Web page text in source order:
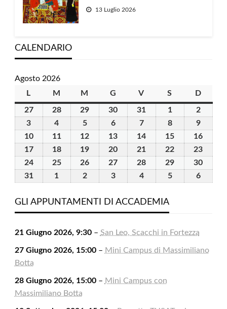
13 Luglio 2026
CALENDARIO
Agosto 2026
L
M martedì
M mercoledì
G giovedìV venerdì
S D
2727
Luglio
2026
2828
29 30 31 11
Agosto
2026
22
Agosto
2026
3
Agosto
2026
4
Agosto
2026
55
Agosto
2026
66
Agosto
2026
77
Agosto
2026
88
Agosto
2026
99
Agosto
2026
1010
Agosto
2026
1111
Agosto
2026
12
Agosto
13
Agosto
14
Agosto
15
Agosto
16
1717
Agosto
1818
Agosto
19
Agosto
20
Agosto
21
Agosto
22
Agosto
23
2424
Agosto
2525
Agosto
26
Agosto
27
Agosto
28
Agosto
29
Agosto
30
3131
2026
1
2026
22
2026
33
2026
44
2026
55
66
GLI APPUNTAMENTI DI ACCADEMIA
21 Giugno 2026, 9:30– San Leo, Scacchi in Fortezza
27 Giugno 2026, 15:00– Mini Campus di Massimiliano
Botta
28 Giugno 2026, 15:00– Mini Campus con
Massimiliano Botta